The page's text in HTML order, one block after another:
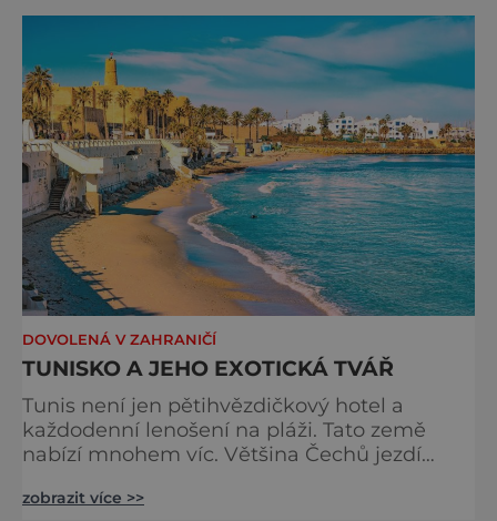
městě na skále nad východním pobřežím
DOVOLENÁ V ZAHRANIČÍ
TUNISKO A JEHO EXOTICKÁ TVÁŘ
Tunis není jen pětihvězdičkový hotel a
každodenní lenošení na pláži. Tato země
nabízí mnohem víc. Většina Čechů jezdí
nebo Nabeulu. Milovníci klidu a historických
zobrazit více >>